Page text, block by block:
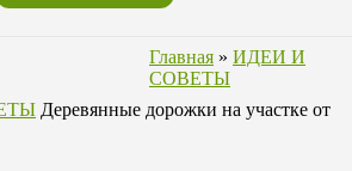
Главная » ИДЕИ И
СОВЕТЫ
Деревянные дорожки на участке от